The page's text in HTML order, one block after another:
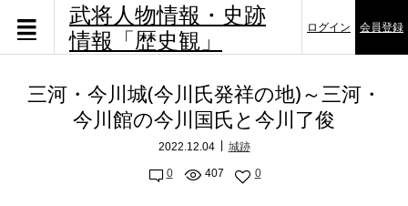
武将人物情報・史跡
情報「歴史観」
ログイン 会員登録
三河・今川城(今川氏発祥の地)～三河・
今川館の今川国氏と今川了俊
2022.12.04 城跡
0 407 0